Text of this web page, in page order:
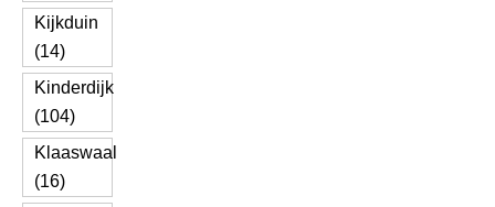
Kijkduin
(14)
Kinderdijk
(104)
Klaaswaal
(16)